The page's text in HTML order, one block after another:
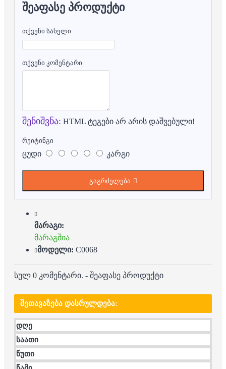
ᲨᲔᲐᲤᲐᲡᲔ ᲞᲠᲝᲓᲣᲥᲢᲘ
თქვენი სახელი
თქვენი კომენტარი
შენიშვნა: HTML ტეგები არ არის დაშვებული!
რეიტინგი
ცუდი კარგი
გაგრძელება
მარაგი:
მარაგშია
მოდელი: C0068
სულ 0 კომენტარი. - შეაფასე პროდუქტი
ᲨᲔᲗᲐᲕᲐᲖᲔᲑᲐ ᲓᲐᲡᲠᲣᲚᲓᲔᲑᲐ:
დღე
საათი
წუთი